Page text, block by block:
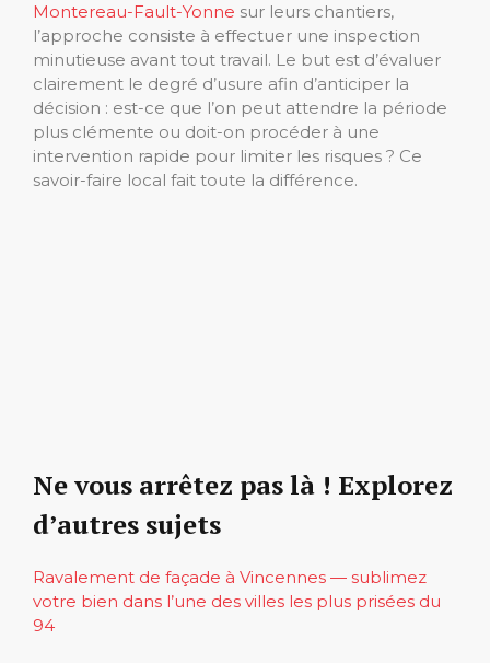
Montereau-Fault-Yonne sur leurs chantiers,
l’approche consiste à effectuer une inspection
minutieuse avant tout travail. Le but est d’évaluer
clairement le degré d’usure afin d’anticiper la
décision : est-ce que l’on peut attendre la période
plus clémente ou doit-on procéder à une
intervention rapide pour limiter les risques ? Ce
savoir-faire local fait toute la différence.
Ne vous arrêtez pas là ! Explorez
d’autres sujets
Ravalement de façade à Vincennes — sublimez
votre bien dans l’une des villes les plus prisées du
94